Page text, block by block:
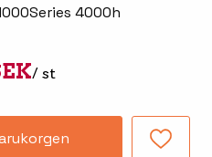
4000h
/ st